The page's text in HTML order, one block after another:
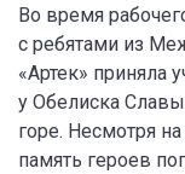
Во время
с ребятами из
«Артек» приняла
у Обелиска
горе. Несмотря
память героев